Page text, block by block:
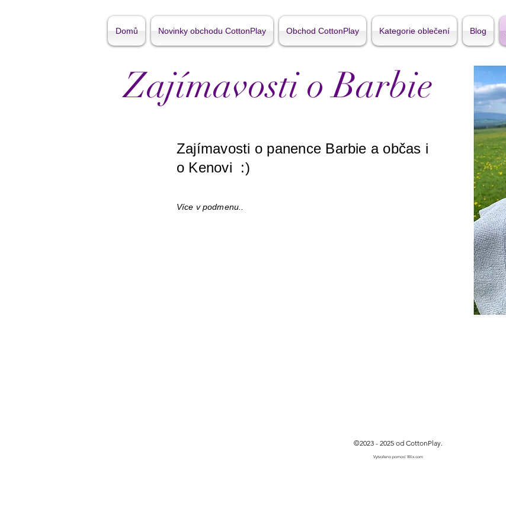
Domů Novinky obchodu CottonPlay Obchod CottonPlay Kategorie oblečení Blog
Zajímavosti o Barbie
Zajímavosti o panence Barbie a občas i
o Kenovi :)
Více v podmenu..
©2023 - 2025 od CottonPlay.
Vytvořeno pomocí Wix.com